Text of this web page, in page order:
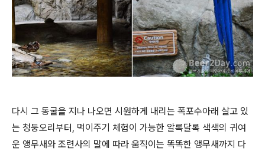
다시 그 동굴을 지나 나오면 시원하게 내리는 폭포수아래 살고 있
는 청둥오리부터, 먹이주기 체험이 가능한 알록달록 색색의 귀여
운 앵무새와 조련사의 말에 따라 움직이는 똑똑한 앵무새까지 다